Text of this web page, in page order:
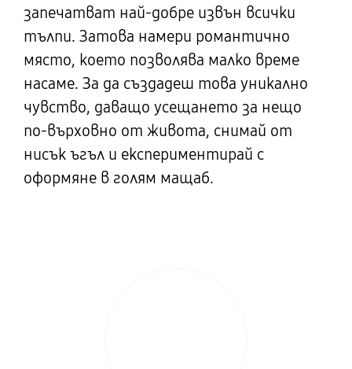
запечатват най-добре извън всички
тълпи. Затова намери романтично
място, което позволява малко време
насаме. За да създадеш това уникално
чувство, даващо усещането за нещо
по-върховно от живота, снимай от
нисък ъгъл и експериментирай с
оформяне в голям мащаб.